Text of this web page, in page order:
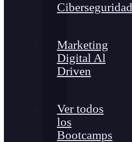
Ciberseguridad
Marketing
Digital Al
Driven
Ver todos
los
Bootcamps